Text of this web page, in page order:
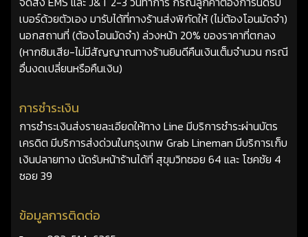
เบอร์ด้วยตัวเอง มารับได้ที่ทางร้านส่งพิกัดให้ (ไม่ต้องโอนมัดจำ)
นอกสถานที่ (ต้องโอนมัดจำ) ล่วงหน้า 20% ของราคาที่ตกลง
(หากซิมเสีย-ไม่มีสัญญาณทางร้านยินดีคืนเงินเต็มจำนวน กรณี
อื่นงดเปลี่ยนหรือคืนเงิน)
การชำระเงิน
การชำระเงินส่งรายละเอียดให้ทาง Line มีบริการชำระผ่านบัตร
เครดิต มีบริการส่งด่วนในกรุงเทพ Grab Lineman มีบริการเก็บ
เงินปลายทาง นัดรับหน้าร้านได้ที่ สุขุมวิทซอย 64 และ โชคชัย 4
ซอย 39
ข้อมูลการติดต่อ